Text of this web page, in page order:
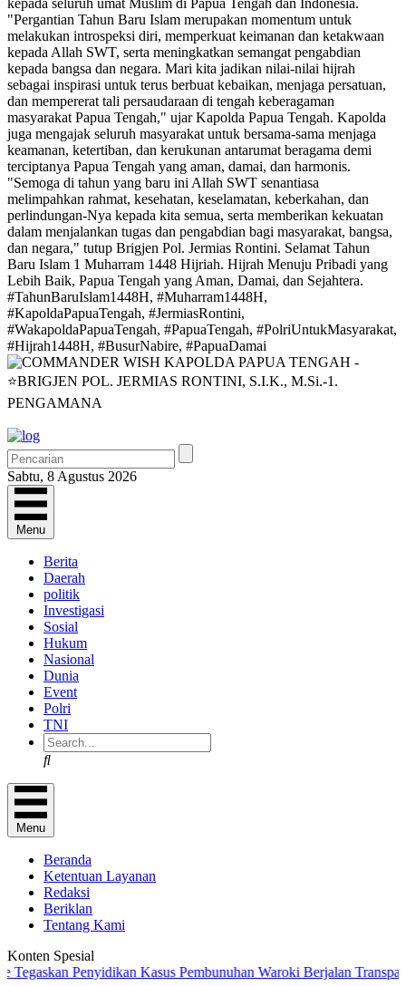
Sabtu, 8 Agustus 2026
Menu
Berita
Daerah
politik
Investigasi
Sosial
Hukum
Nasional
Dunia
Event
Polri
TNI
Search
Menu
Beranda
Ketentuan Layanan
Redaksi
Beriklan
Tentang Kami
Konten Spesial
Penyidikan Kasus Pembunuhan Waroki Berjalan Transparan